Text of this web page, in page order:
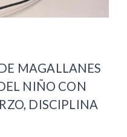
MAGALLANES
NIÑO CON
DISCIPLINA